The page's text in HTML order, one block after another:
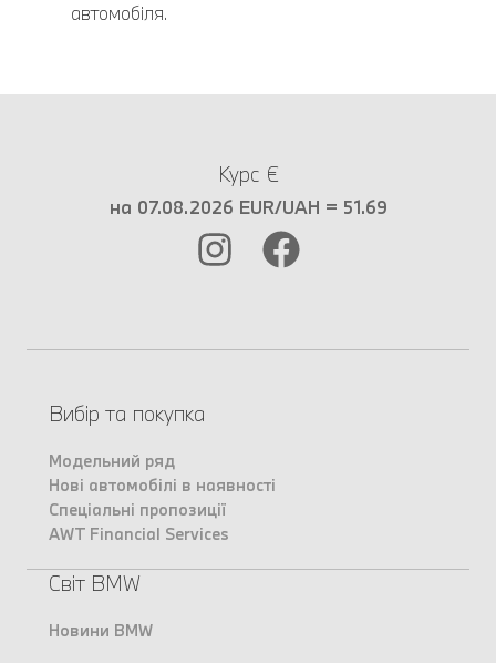
автомобіля.
Курс €
на 07.08.2026 EUR/UAH = 51.69
Вибір та покупка
Модельний ряд
Нові автомобілі в наявності
Спеціальні пропозиції
AWT Financial Services
Світ BMW
Новини BMW